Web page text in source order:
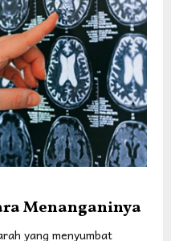
Menanganinya
yang menyumbat